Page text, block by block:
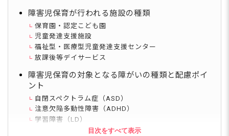
障害児保育が行われる施設の種類
保育園・認定こども園
児童発達支援施設
福祉型・医療型児童発達支援センター
放課後等デイサービス
障害児保育の対象となる障がいの種類と配慮ポイ
ント
自閉スペクトラム症（ASD）
注意欠陥多動性障害（ADHD）
学習障害（LD）
発達性協調運動障害（DCD）
目次をすべて表示